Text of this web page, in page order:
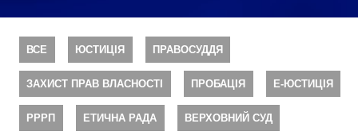
ВСЕ ЮСТИЦІЯ ПРАВОСУДДЯ
ЗАХИСТ ПРАВ ВЛАСНОСТІ ПРОБАЦІЯ Е-ЮСТИЦІЯ
РРРП ЕТИЧНА РАДА ВЕРХОВНИЙ СУД